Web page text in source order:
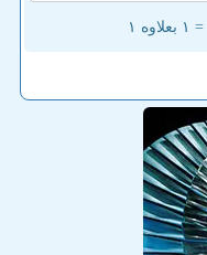
= ۱ بعلاوه ۱